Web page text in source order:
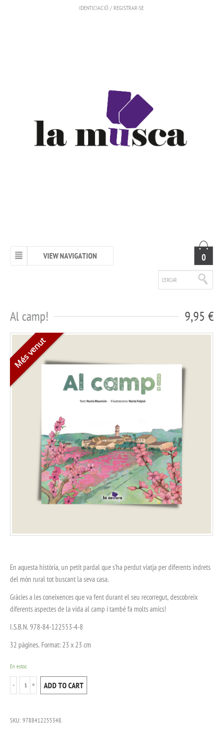
IDENTICIACIÓ / REGISTRAR-SE
VIEW NAVIGATION 0
Al camp! 9,95 €
Més venut
En aquesta història, un petit pardal que s’ha perdut viatja per diferents indrets
del món rural tot buscant la seva casa.
Gràcies a les coneixences que va fent durant el seu recorregut, descobreix
diferents aspectes de la vida al camp i també fa molts amics!
I.S.B.N. 978-84-122553-4-8
32 pàgines. Format: 23 x 23 cm
En estoc
ADD TO CART
SKU: 9788412255348.